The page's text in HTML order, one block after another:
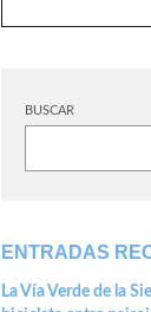
BUSCAR
ENTRADAS
La Vía Verde de la